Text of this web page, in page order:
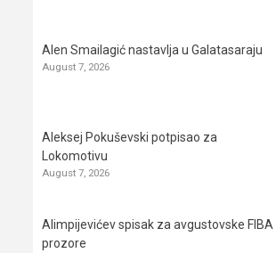
Alen Smailagić nastavlja u Galatasaraju
August 7, 2026
Aleksej Pokuševski potpisao za
Lokomotivu
August 7, 2026
Alimpijevićev spisak za avgustovske FIBA
prozore